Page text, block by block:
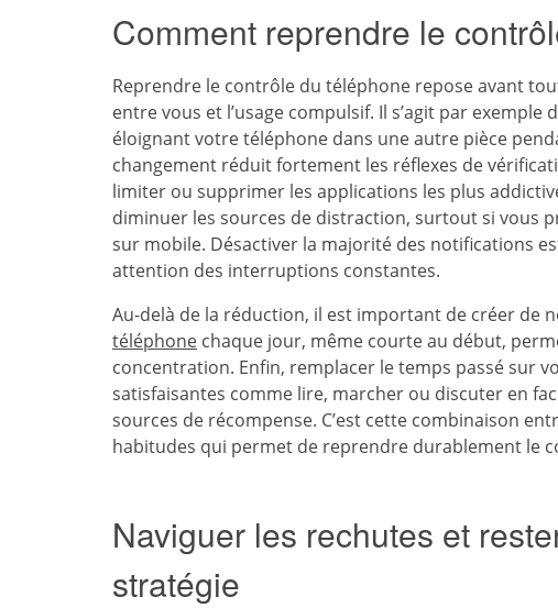
Comment reprendre le
Reprendre le contrôle du téléphone repose avant
entre vous et l’usage compulsif. Il s’agit par
éloignant votre téléphone dans une autre pièce
changement réduit fortement les réflexes de
limiter ou supprimer les applications les plus
diminuer les sources de distraction, surtout si vous
sur mobile. Désactiver la majorité des notifications
attention des interruptions constantes.
Au-delà de la réduction, il est important de créer de
téléphone chaque jour, même courte au début,
concentration. Enfin, remplacer le temps passé sur
satisfaisantes comme lire, marcher ou discuter en
sources de récompense. C’est cette combinaison
habitudes qui permet de reprendre durablement le
Naviguer les rechutes et
stratégie